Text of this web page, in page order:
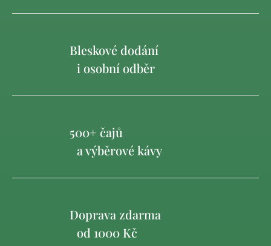
Bleskové dodání
i osobní odběr
500+ čajů
a výběrové kávy
Doprava zdarma
od 1000 Kč